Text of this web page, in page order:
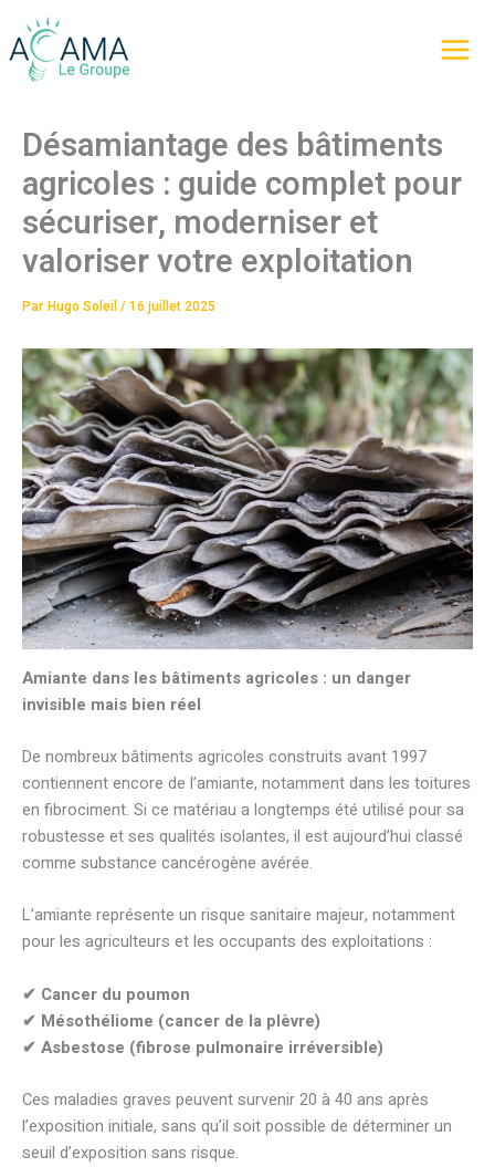
au
contenu
Désamiantage des bâtiments
agricoles : guide complet pour
sécuriser, moderniser et
valoriser votre exploitation
ParHugo Soleil/16 juillet 2025
Amiante dans les bâtiments agricoles : un danger
invisible mais bien réel
De nombreux bâtiments agricoles construits avant 1997
contiennent encore de l’amiante, notamment dans les toitures
en fibrociment. Si ce matériau a longtemps été utilisé pour sa
robustesse et ses qualités isolantes, il est aujourd’hui classé
comme substance cancérogène avérée.
L’amiante représente un risque sanitaire majeur, notamment
pour les agriculteurs et les occupants des exploitations :
✔ Cancer du poumon
✔ Mésothéliome (cancer de la plèvre)
✔ Asbestose (fibrose pulmonaire irréversible)
Ces maladies graves peuvent survenir 20 à 40 ans après
l’exposition initiale, sans qu’il soit possible de déterminer un
seuil d’exposition sans risque.